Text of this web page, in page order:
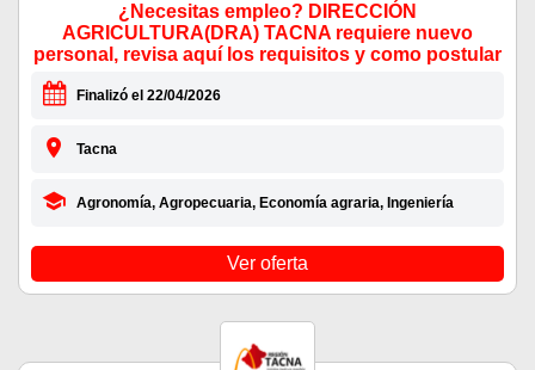
¿Necesitas empleo? DIRECCIÓN
AGRICULTURA(DRA) TACNA requiere nuevo
personal, revisa aquí los requisitos y como postular
Finalizó el 22/04/2026
Tacna
Agronomía, Agropecuaria, Economía agraria, Ingeniería
Ver oferta